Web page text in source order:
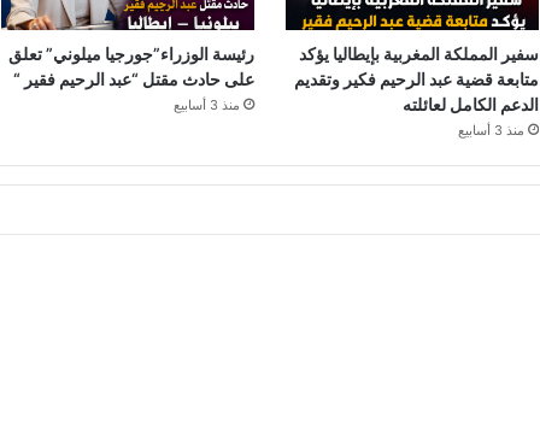
سفير المملكة المغربية بإيطاليا يؤكد
متابعة قضية عبد الرحيم فكير وتقديم
الدعم الكامل لعائلته
منذ 3 أسابيع
رئيسة الوزراء”جورجيا ميلوني” تعلق
على حادث مقتل “عبد الرحيم فقير “
منذ 3 أسابيع